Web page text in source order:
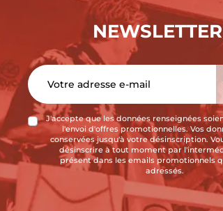
NEWSLETTER
J'accepte que les données renseignées
l'envoi d'offres promotionnelles. Vos
conservées jusqu'à votre désinscription.
désinscrire à tout moment par
présent dans les emails promotionnels
adressés.